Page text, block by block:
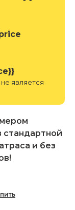
является
стандартной
и без